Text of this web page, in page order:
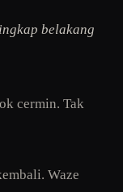
belakang
cermin. Tak
Waze